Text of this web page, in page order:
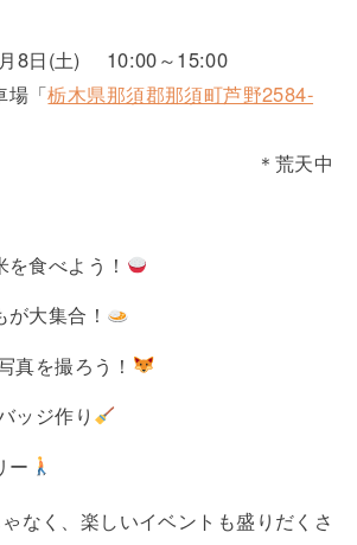
8日(土) 10:00～15:00
場「栃木県那須郡那須町芦野2584-
天中
食べよう！
大集合！
真を撮ろう！
ッジ作り
ー
なく、楽しいイベントも盛りだくさ